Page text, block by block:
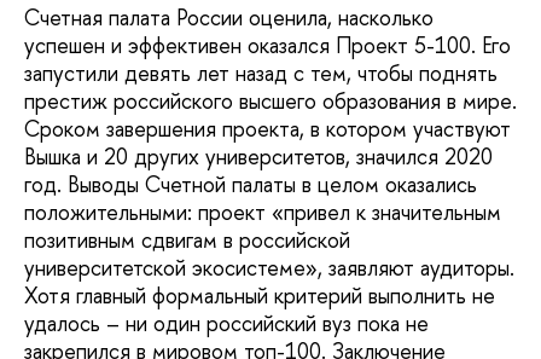
Счетная палата России оценила, насколько
успешен и эффективен оказался Проект 5-100. Его
запустили девять лет назад с тем, чтобы поднять
престиж российского высшего образования в мире.
Сроком завершения проекта, в котором участвуют
Вышка и 20 других университетов, значился 2020
год. Выводы Счетной палаты в целом оказались
положительными: проект «привел к значительным
позитивным сдвигам в российской
университетской экосистеме», заявляют аудиторы.
Хотя главный формальный критерий выполнить не
удалось – ни один российский вуз пока не
закрепился в мировом топ-100. Заключение